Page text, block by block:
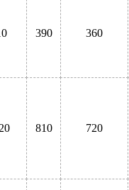
390 360
810 720